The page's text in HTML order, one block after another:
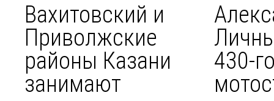
Вахитовский и
Приволжские
районы Казани
занимают
430-